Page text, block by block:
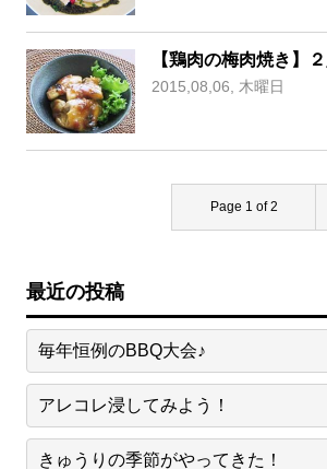
【鶏肉の梅肉焼き】
2015,08,06, 木曜日
Page 1 of 2
最近の投稿
毎年恒例のBBQ大会♪
アレコレ浸してみよう！
きゅうりの季節がやってきた！